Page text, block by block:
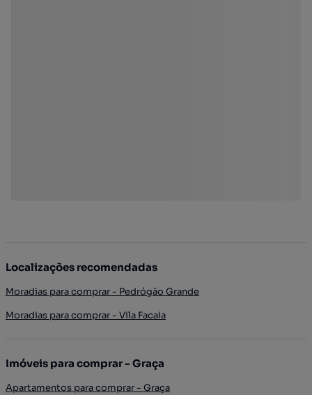
Localizações recomendadas
Moradias para comprar - Pedrógão Grande
Moradias para comprar - Vila Facaia
Imóveis para comprar - Graça
Apartamentos para comprar - Graça